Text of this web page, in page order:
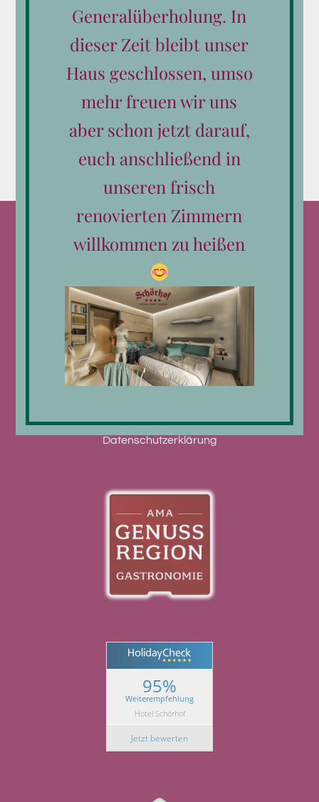
mehrmals zu einem Urlaub zum Zwecke der
Entspannung aufgebrochen sind? Wandern Sie
Kontakt
Datenschutzerklärung
95%
Weiterempfehlung
Hotel Schörhof
Jetzt bewerten
Generalüberholung. In
dieser Zeit bleibt unser
Haus geschlossen, umso
mehr freuen wir uns
aber schon jetzt darauf,
euch anschließend in
unseren frisch
renovierten Zimmern
willkommen zu heißen